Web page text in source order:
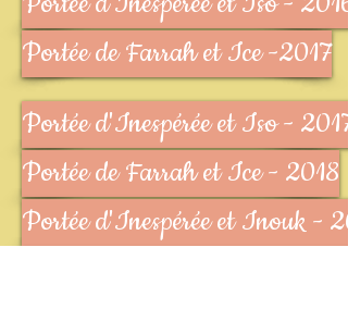
Portée de Farrah et Ice -2017
Portée d'Inespérée et Iso - 2017
Portée de Farrah et Ice - 2018
Portée d'Inespérée et Inouk -